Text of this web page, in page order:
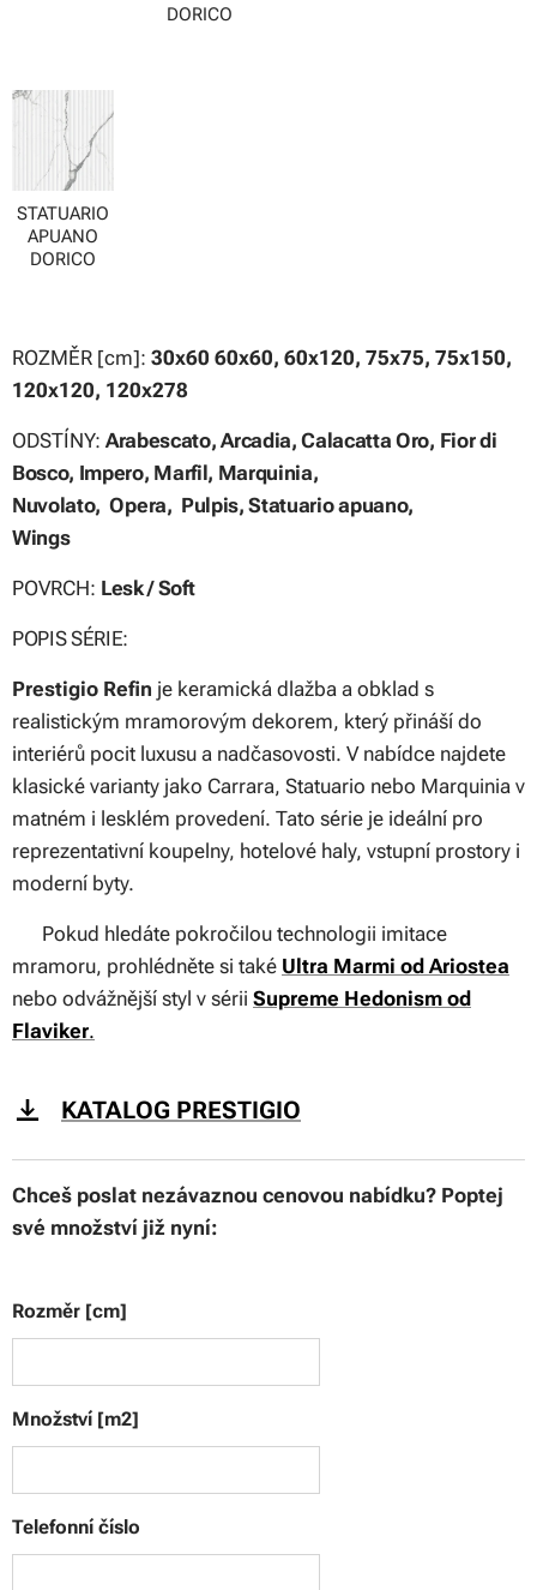
DORICO
STATUARIO
APUANO
DORICO
ROZMĚR [cm]: 30x60 60x60, 60x120, 75x75, 75x150,
120x120, 120x278
ODSTÍNY: Arabescato, Arcadia,Calacatta Oro, Fior di
Bosco, Impero, Marfil, Marquinia,
Nuvolato, Opera, Pulpis,Statuario apuano,
Wings
POVRCH: Lesk / Soft
POPIS SÉRIE:
Prestigio Refin je keramická dlažba a obklad s
realistickým mramorovým dekorem, který přináší do
interiérů pocit luxusu a nadčasovosti. V nabídce najdete
klasické varianty jako Carrara, Statuario nebo Marquinia v
matném i lesklém provedení. Tato série je ideální pro
reprezentativní koupelny, hotelové haly, vstupní prostory i
moderní byty.
👉 Pokud hledáte pokročilou technologii imitace
mramoru, prohlédněte si také Ultra Marmi od Ariostea
nebo odvážnější styl v sérii Supreme Hedonism od
Flaviker.
KATALOG PRESTIGIO
Chceš poslat nezávaznou cenovou nabídku? Poptej
své množství již nyní:
Rozměr [cm]
Množství [m2]
Telefonní číslo